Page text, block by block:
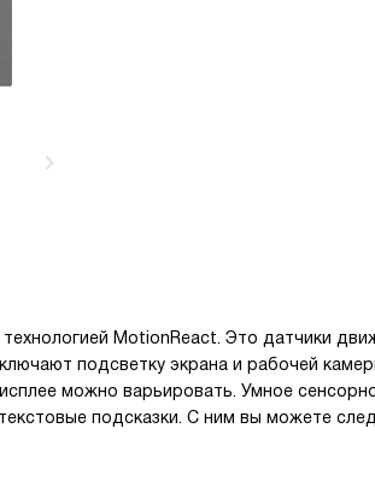
MotionReact. Это датчики
подсветку экрана и рабочей
можно варьировать. Умное
подсказки. С ним вы можете